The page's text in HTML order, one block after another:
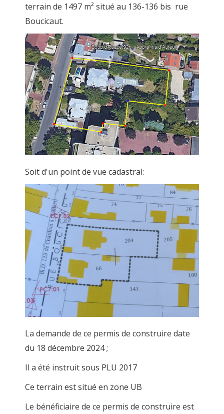
terrain de 1497 m² situé au 136-136 bis rue
Boucicaut.
Soit d'un point de vue cadastral:
La demande de ce permis de construire date
du 18 décembre 2024 ;
Il a été instruit sous PLU 2017
Ce terrain est situé en zone UB
Le bénéficiaire de ce permis de construire est